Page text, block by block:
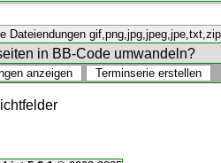
in BB-Code umwandeln?